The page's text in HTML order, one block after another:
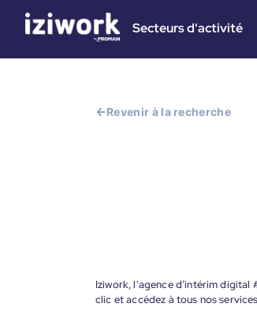
Secteurs d'activité
Revenir à la recherche
Iziwork, l'agence d’intérim digital
clic et accédez à tous nos